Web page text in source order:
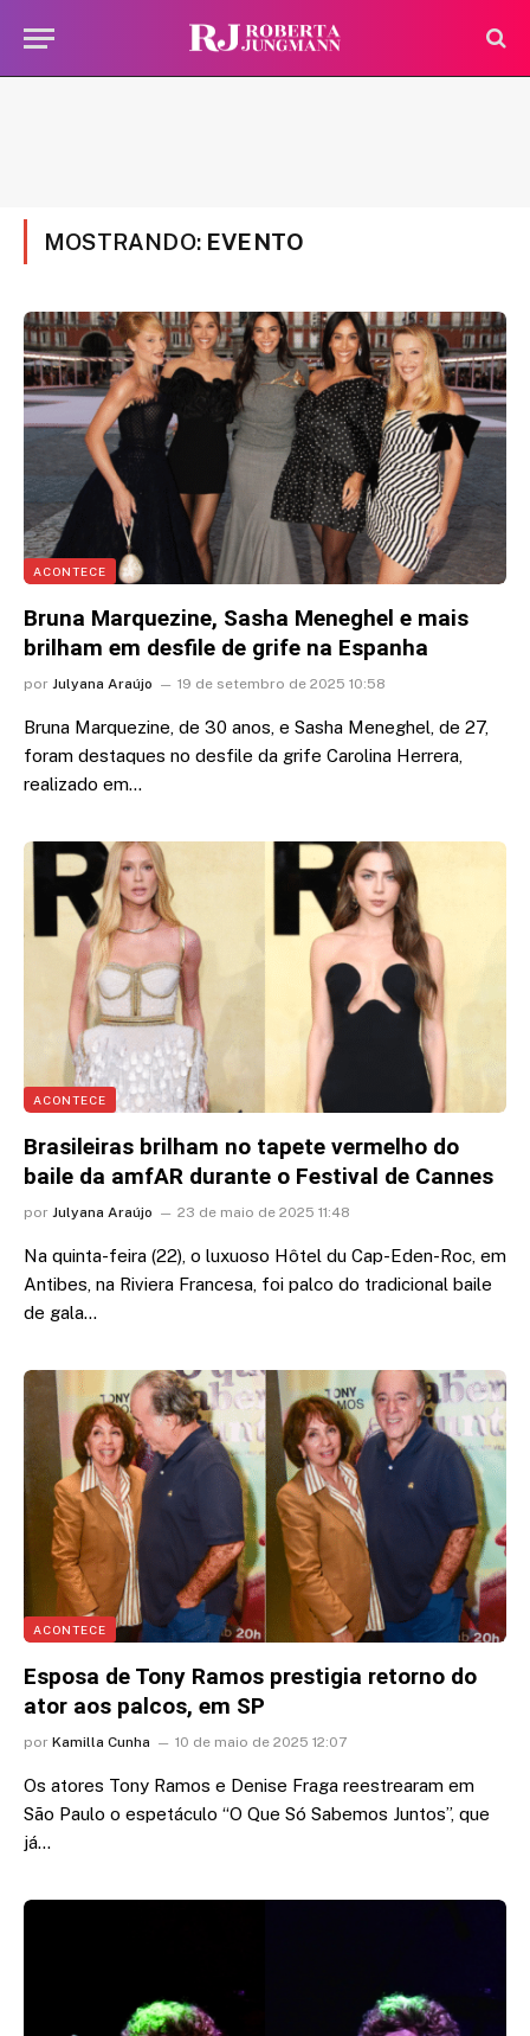
MOSTRANDO: EVENTO
ACONTECE
Bruna Marquezine, Sasha Meneghel e mais
brilham em desfile de grife na Espanha
por Julyana Araújo 19 de setembro de 2025 10:58
Bruna Marquezine, de 30 anos, e Sasha Meneghel, de 27,
foram destaques no desfile da grife Carolina Herrera,
realizado em…
ACONTECE
Brasileiras brilham no tapete vermelho do
baile da amfAR durante o Festival de Cannes
por Julyana Araújo 23 de maio de 2025 11:48
Na quinta-feira (22), o luxuoso Hôtel du Cap-Eden-Roc, em
Antibes, na Riviera Francesa, foi palco do tradicional baile
de gala…
ACONTECE
Esposa de Tony Ramos prestigia retorno do
ator aos palcos, em SP
por Kamilla Cunha 10 de maio de 2025 12:07
Os atores Tony Ramos e Denise Fraga reestrearam em
São Paulo o espetáculo “O Que Só Sabemos Juntos”, que
já…